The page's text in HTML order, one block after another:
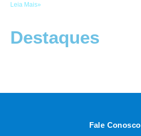
Leia Mais»
Destaques
Fale Conosco